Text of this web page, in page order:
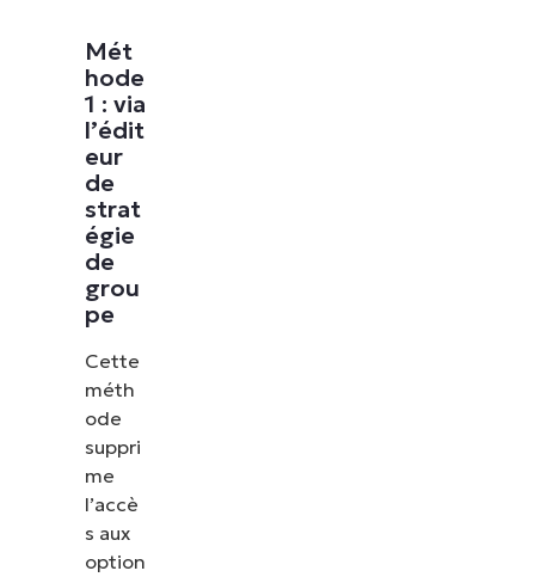
Mét
hode
1 : via
l’édit
eur
de
strat
égie
de
grou
pe
Cette
méth
ode
suppri
me
l’accè
s aux
option